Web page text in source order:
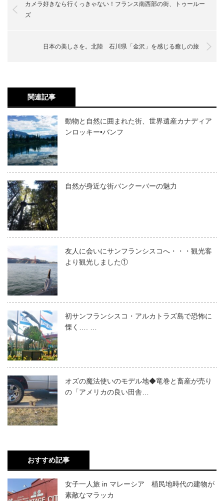
カメラ好きなら行くっきゃない！フランス南西部の街、トゥールー
ズ
日本の美しさを。北陸 石川県「金沢」を感じる癒しの旅
関連記事
動物と自然に囲まれた街、世界遺産カナディア
ンロッキー•バンフ
自然が身近な街バンクーバーの魅力
友人に会いにサンフランシスコへ・・・観光客
より観光しました①
初サンフランシスコ・アルカトラズ島で恐怖に
慄く…. …
オズの魔法使いのモデル地◆竜巻と畜産が売り
の「アメリカの良い田舎…
おすすめ記事
女子一人旅 in マレーシア 植民地時代の建物が
素敵なマラッカ